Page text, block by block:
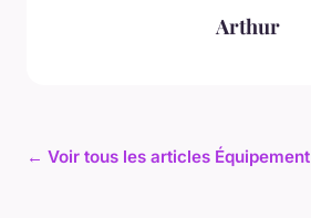
Arthur
← Voir tous les articles Équipement